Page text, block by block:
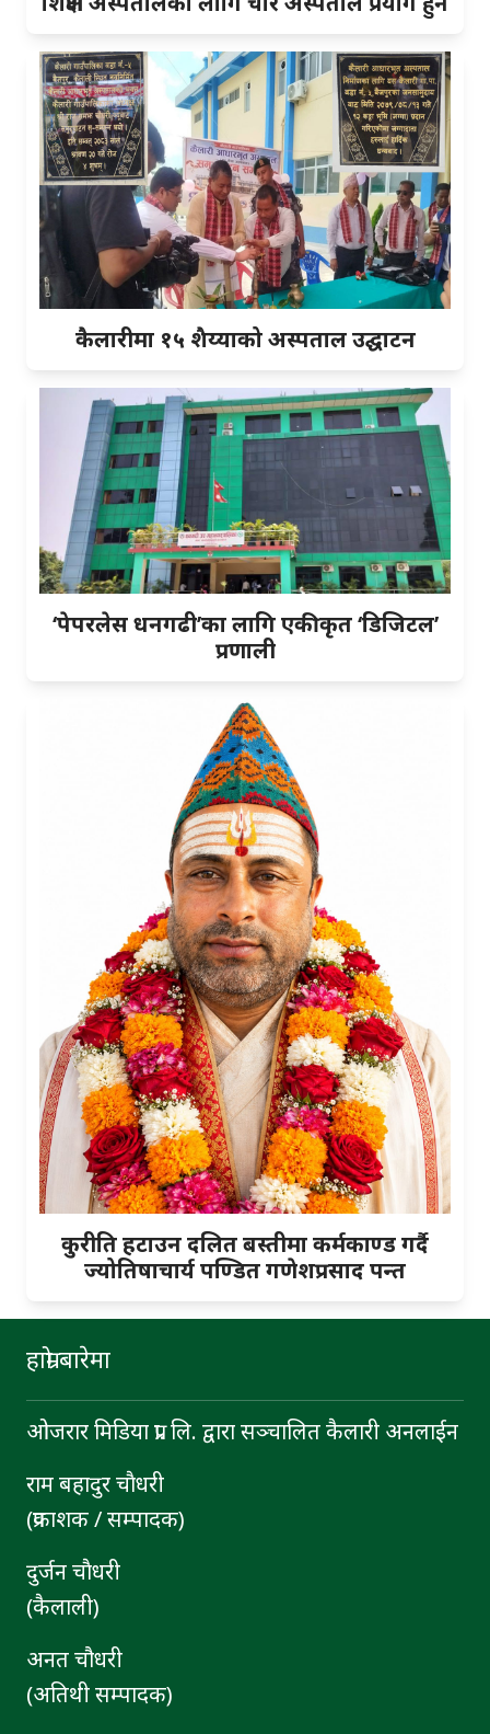
कैलारीमा १५ शैय्याको अस्पताल उद्घाटन
‘पेपरलेस धनगढी’का लागि एकीकृत ‘डिजिटल’
प्रणाली
कुरीति हटाउन दलित बस्तीमा कर्मकाण्ड गर्दै
ज्योतिषाचार्य पण्डित गणेशप्रसाद पन्त
हाम्रो बारेमा
ओजरार मिडिया प्रा. लि. द्वारा सञ्चालित कैलारी अनलाईन
राम बहादुर चाैधरी
(प्रकाशक / सम्पादक)
दुर्जन चाैधरी
(कैलाली)
अनत चौधरी
(अतिथी सम्पादक)